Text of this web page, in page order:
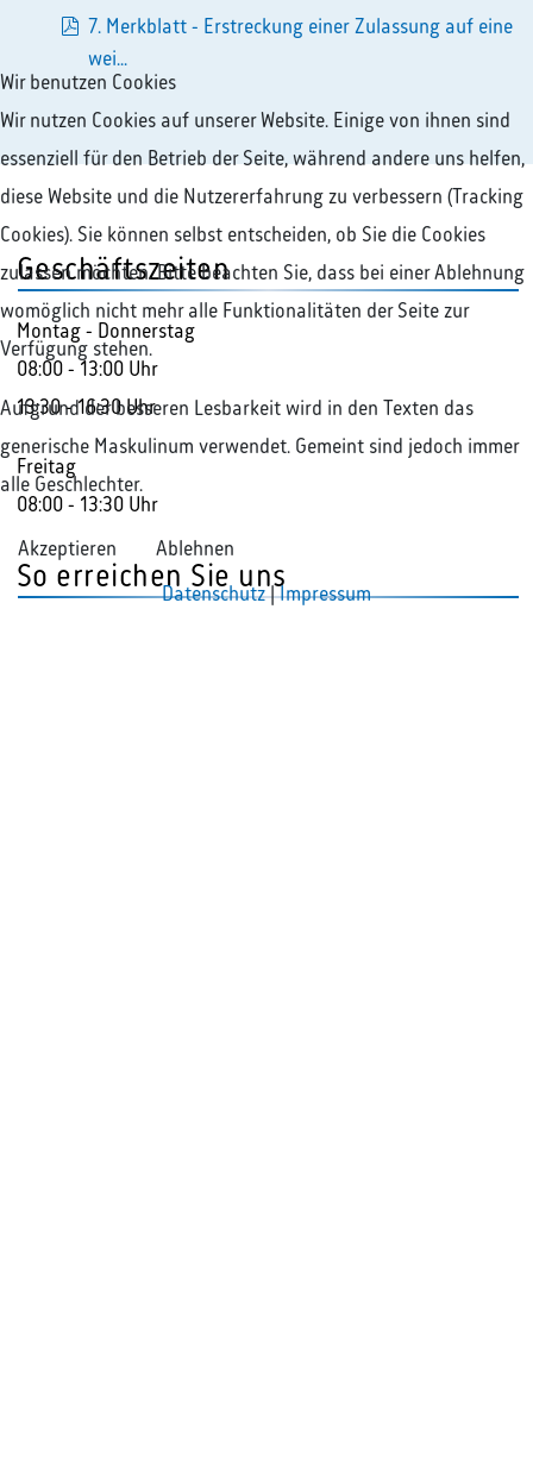
pdf
7. Merkblatt - Erstreckung einer Zulassung auf eine
wei...
Geschäftszeiten
Montag - Donnerstag
08:00 - 13:00 Uhr
13:30 - 16:30 Uhr
Freitag
08:00 - 13:30 Uhr
So erreichen Sie uns
Wir benutzen Cookies
Wir nutzen Cookies auf unserer Website. Einige von ihnen sind
essenziell für den Betrieb der Seite, während andere uns helfen,
diese Website und die Nutzererfahrung zu verbessern (Tracking
Cookies). Sie können selbst entscheiden, ob Sie die Cookies
zulassen möchten. Bitte beachten Sie, dass bei einer Ablehnung
womöglich nicht mehr alle Funktionalitäten der Seite zur
Verfügung stehen.
Aufgrund der besseren Lesbarkeit wird in den Texten das
generische Maskulinum verwendet. Gemeint sind jedoch immer
alle Geschlechter.
Akzeptieren Ablehnen
Datenschutz|Impressum